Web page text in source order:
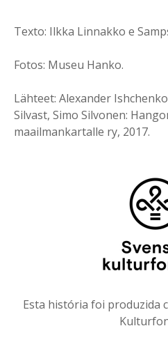
Texto: Ilkka Linnakko e
Fotos: Museu Hanko.
Lähteet: Alexander
Silvast, Simo Silvonen:
maailmankartalle ry, 2017.
Esta história foi produzida